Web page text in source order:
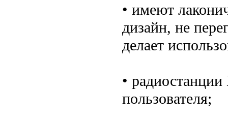
• имеют
дизайн, не
делает
•
пользователя;